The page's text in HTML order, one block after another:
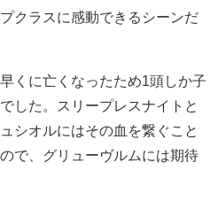
クラスに感動できるシーンだ
くに亡くなったため1頭しか子
した。スリープレスナイトと
シオルにはその血を繋ぐこと
で、グリューヴルムには期待